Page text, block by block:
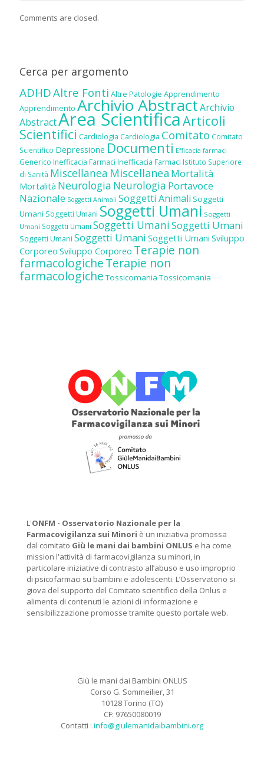
Comments are closed.
Cerca per argomento
ADHDAltre Fonti Altre Patologie Apprendimento
Apprendimento Archivio AbstractArchivio
AbstractArea ScientificaArticoli
Scientifici Cardiologia Cardiologia Comitato Comitato
Scientifico Depressione Documenti Efficacia farmaci
Generico Inefficacia Farmaci Inefficacia Farmaci Istituto Superiore
di Sanità Miscellanea Miscellanea Mortalità
Mortalità Neurologia Neurologia Portavoce
Nazionale Soggetti Animali Soggetti Animali Soggetti
Umani Soggetti Umani Soggetti Umani Soggetti
Umani Soggetti Umani Soggetti UmaniSoggetti Umani
Soggetti Umani Soggetti Umani Soggetti Umani Sviluppo
Corporeo Sviluppo Corporeo Terapie non
farmacologicheTerapie non
farmacologiche Tossicomania Tossicomania
L'ONFM - Osservatorio Nazionale per la
Farmacovigilanza sui Minori è un iniziativa promossa
dal comitato Giù le mani dai bambini ONLUS e ha come
mission l'attività di farmacovigilanza su minori, in
particolare iniziative di contrasto all’abuso e uso improprio
di psicofarmaci su bambini e adolescenti. L’Osservatorio si
giova del supporto del Comitato scientifico della Onlus e
alimenta di contenuti le azioni di informazione e
sensibilizzazione promosse tramite questo portale web.
Giù le mani dai Bambini ONLUS
Corso G. Sommeilier, 31
10128 Torino (TO)
CF: 97650080019
Contatti : info@giulemanidaibambini.org